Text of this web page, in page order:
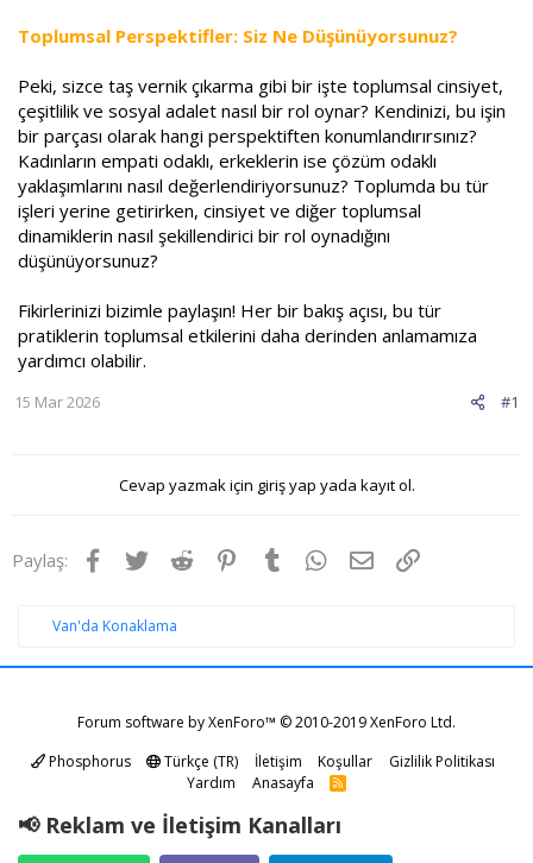
Toplumsal Perspektifler: Siz Ne Düşünüyorsunuz?
Peki, sizce taş vernik çıkarma gibi bir işte toplumsal cinsiyet,
çeşitlilik ve sosyal adalet nasıl bir rol oynar? Kendinizi, bu işin
bir parçası olarak hangi perspektiften konumlandırırsınız?
Kadınların empati odaklı, erkeklerin ise çözüm odaklı
yaklaşımlarını nasıl değerlendiriyorsunuz? Toplumda bu tür
işleri yerine getirirken, cinsiyet ve diğer toplumsal
dinamiklerin nasıl şekillendirici bir rol oynadığını
düşünüyorsunuz?
Fikirlerinizi bizimle paylaşın! Her bir bakış açısı, bu tür
pratiklerin toplumsal etkilerini daha derinden anlamamıza
yardımcı olabilir.
#1
15 Mar 2026
Cevap yazmak için giriş yap yada kayıt ol.
Paylaş: Facebook
TwitterReddit Pinterest
Tumblr WhatsApp
E-postaLink
Van'da Konaklama
Forum software by XenForo™ © 2010-2019 XenForo Ltd.
Phosphorus
Türkçe (TR) İletişim Koşullar
Gizlilik Politikası
Yardım
Anasayfa
R
📢 Reklam ve İletişim Kanalları